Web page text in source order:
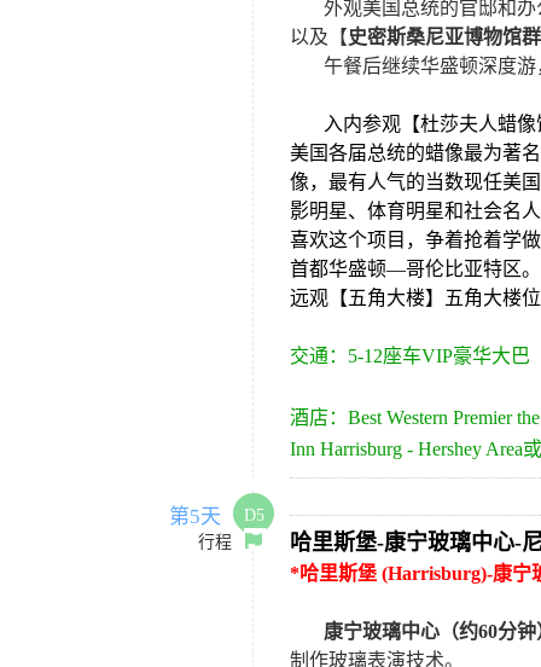
外观美国总统的官邸和办
以及【史密斯桑尼亚博物馆群
午餐后继续华盛顿深度
入内参观【杜莎夫人蜡
美国各届总统的蜡像最为著
像，最有人气的当数现任美
影明星、体育明星和社会名
喜欢这个项目，争着抢着学
首都华盛顿—哥伦比亚特区。
远观【五角大楼】五角大楼
交通： 5-12座车VIP豪华大巴
酒店： Best Western Premier
Inn Harrisburg - Hershey Area或
第5天
D5
行程
哈里斯堡-康宁玻璃中心-
*哈里斯堡 (Harrisburg)-康宁
康宁玻璃中心（约60分钟
制作玻璃表演技术。